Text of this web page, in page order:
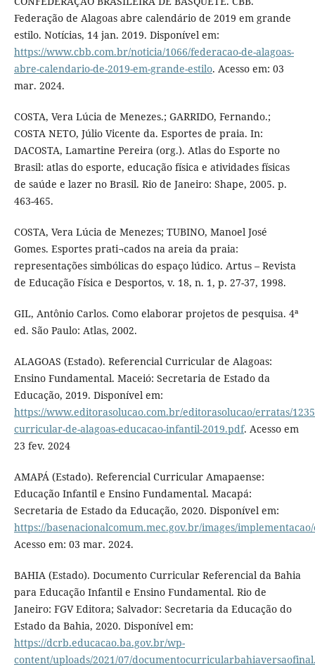
Federação de Alagoas abre calendário de 2019 em grande
estilo. Notícias, 14 jan. 2019. Disponível em:
https://www.cbb.com.br/noticia/1066/federacao-de-alagoas-
abre-calendario-de-2019-em-grande-estilo. Acesso em: 03
mar. 2024.
COSTA, Vera Lúcia de Menezes.; GARRIDO, Fernando.;
COSTA NETO, Júlio Vicente da. Esportes de praia. In:
DACOSTA, Lamartine Pereira (org.). Atlas do Esporte no
Brasil: atlas do esporte, educação física e atividades físicas
de saúde e lazer no Brasil. Rio de Janeiro: Shape, 2005. p.
463-465.
COSTA, Vera Lúcia de Menezes; TUBINO, Manoel José
Gomes. Esportes prati¬cados na areia da praia:
representações simbólicas do espaço lúdico. Artus – Revista
de Educação Física e Desportos, v. 18, n. 1, p. 27-37, 1998.
GIL, Antônio Carlos. Como elaborar projetos de pesquisa. 4ª
ed. São Paulo: Atlas, 2002.
ALAGOAS (Estado). Referencial Curricular de Alagoas:
Ensino Fundamental. Maceió: Secretaria de Estado da
Educação, 2019. Disponível em:
https://www.editorasolucao.com.br/editorasolucao/erratas/
curricular-de-alagoas-educacao-infantil-2019.pdf. Acesso em
23 fev. 2024
AMAPÁ (Estado). Referencial Curricular Amapaense:
Educação Infantil e Ensino Fundamental. Macapá:
Secretaria de Estado da Educação, 2020. Disponível em:
https://basenacionalcomum.mec.gov.br/images/
Acesso em: 03 mar. 2024.
BAHIA (Estado). Documento Curricular Referencial da Bahia
para Educação Infantil e Ensino Fundamental. Rio de
Janeiro: FGV Editora; Salvador: Secretaria da Educação do
Estado da Bahia, 2020. Disponível em:
https://dcrb.educacao.ba.gov.br/wp-
content/uploads/2021/07/